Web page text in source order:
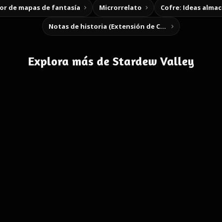
de mapas de fantasía Microrrelato Cofre: Ideas
Notas de historia (Extensión de Chrome)
Explora más de Stardew Valley